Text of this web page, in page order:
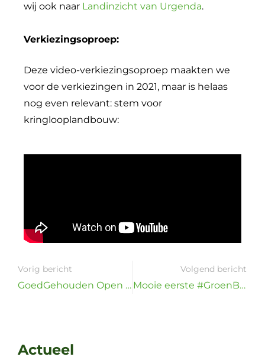
wij ook naar Landinzicht van Urgenda.
Verkiezingsoproep:
Deze video-verkiezingsoproep maakten we
voor de verkiezingen in 2021, maar is helaas
nog even relevant: stem voor
kringlooplandbouw:
Vorig bericht
GoedGehouden Open Dag laat zien hoe het varken écht goed gehouden wordt
Volgend bericht
Mooie eerste #GroenBoerenRegiodag
Actueel